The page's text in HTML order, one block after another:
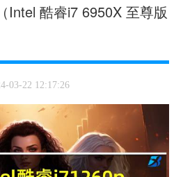
Intel 酷睿i7 6950X 至尊版
03-22 12:17:26